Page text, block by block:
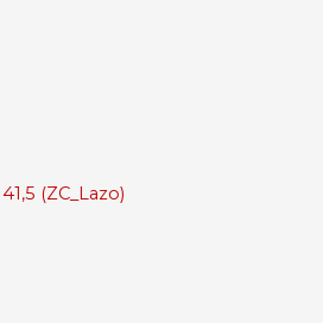
(ZC_Lazo)